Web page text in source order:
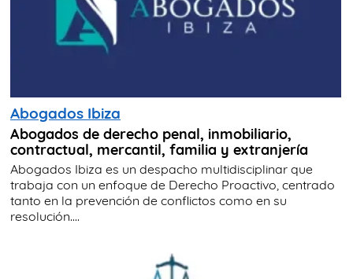
Abogados Ibiza
Abogados de derecho penal, inmobiliario,
contractual, mercantil, familia y extranjería
Abogados Ibiza es un despacho multidisciplinar que
trabaja con un enfoque de Derecho Proactivo, centrado
tanto en la prevención de conflictos como en su
resolución....